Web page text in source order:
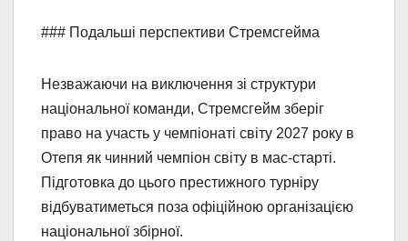
### Подальші перспективи Стремсгейма
Незважаючи на виключення зі структури
національної команди, Стремсгейм зберіг
право на участь у чемпіонаті світу 2027 року в
Отепя як чинний чемпіон світу в мас-старті.
Підготовка до цього престижного турніру
відбуватиметься поза офіційною організацією
національної збірної.